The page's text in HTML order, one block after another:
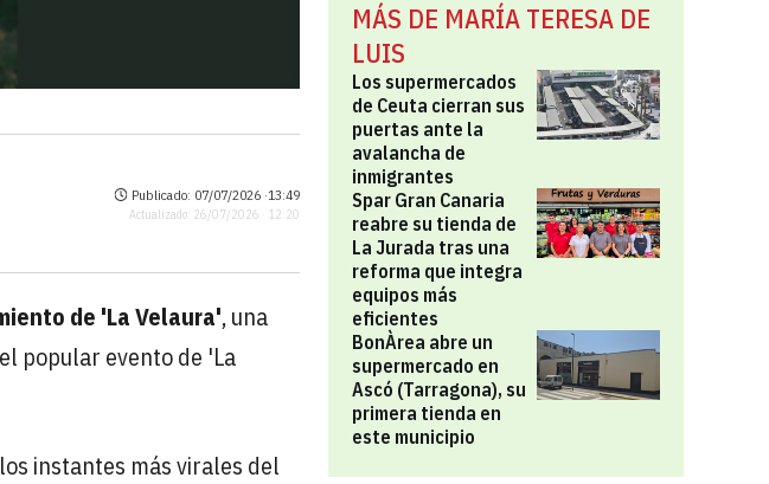
MÁS DE MARÍA TERESA DE
LUIS
Los supermercados
de Ceuta cierran sus
puertas ante la
avalancha de
inmigrantes
Spar Gran Canaria
reabre su tienda de
La Jurada tras una
reforma que integra
equipos más
eficientes
BonÀrea abre un
supermercado en
Ascó (Tarragona), su
primera tienda en
este municipio
Publicado: 07/07/2026 ·13:49
Actualizado: 26/07/2026 · 12:20
de 'La Velaura', una
popular evento de 'La
instantes más virales del